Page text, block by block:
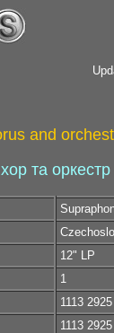
and
та
12" LP
1
1113 2925
1113 2925